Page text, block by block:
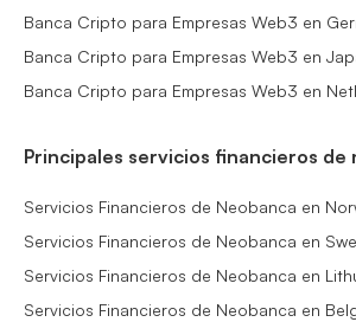
Banca Cripto para Empresas Web3 en
Banca Cripto para Empresas Web3 en
Banca Cripto para Empresas Web3 en
Principales servicios financieros de
Servicios Financieros de Neobanca en
Servicios Financieros de Neobanca en
Servicios Financieros de Neobanca en
Servicios Financieros de Neobanca en